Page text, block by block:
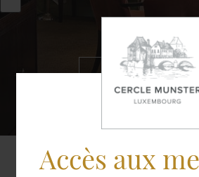
Accès aux
EN SAVOIR
PLUS